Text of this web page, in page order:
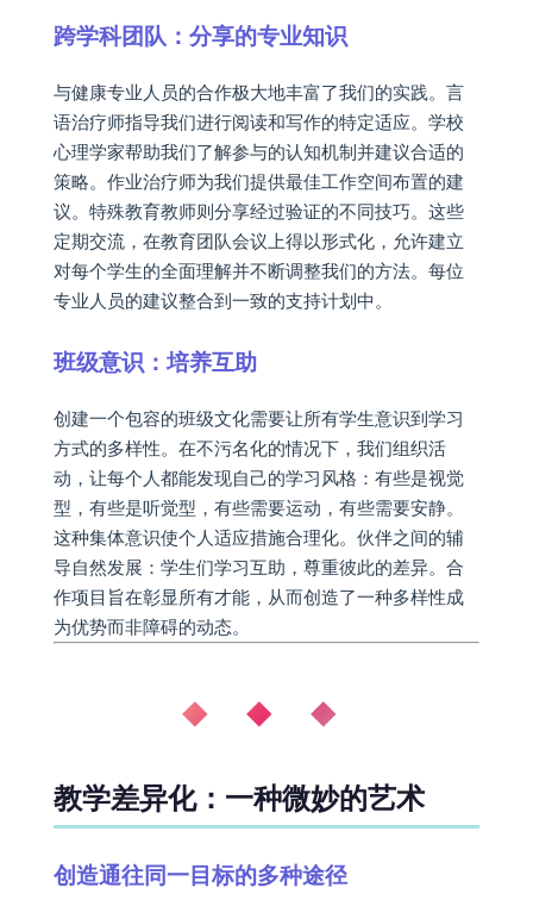
跨学科团队：分享的专业知识
与健康专业人员的合作极大地丰富了我们的实践。言
语治疗师指导我们进行阅读和写作的特定适应。学校
心理学家帮助我们了解参与的认知机制并建议合适的
策略。作业治疗师为我们提供最佳工作空间布置的建
议。特殊教育教师则分享经过验证的不同技巧。这些
定期交流，在教育团队会议上得以形式化，允许建立
对每个学生的全面理解并不断调整我们的方法。每位
专业人员的建议整合到一致的支持计划中。
班级意识：培养互助
创建一个包容的班级文化需要让所有学生意识到学习
方式的多样性。在不污名化的情况下，我们组织活
动，让每个人都能发现自己的学习风格：有些是视觉
型，有些是听觉型，有些需要运动，有些需要安静。
这种集体意识使个人适应措施合理化。伙伴之间的辅
导自然发展：学生们学习互助，尊重彼此的差异。合
作项目旨在彰显所有才能，从而创造了一种多样性成
为优势而非障碍的动态。
◆ ◆ ◆
教学差异化：一种微妙的艺术
创造通往同一目标的多种途径